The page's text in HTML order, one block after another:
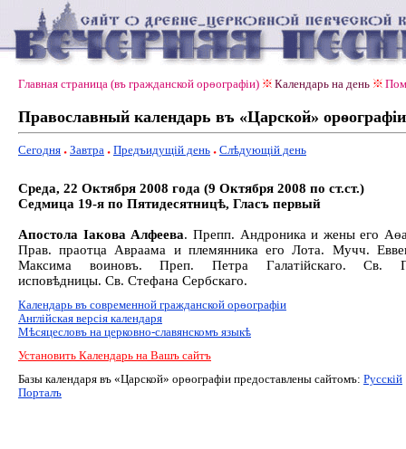
Главная страница (въ гражданской орѳографiи) Календарь на день
Православный календарь въ «Царской» орѳографiи
Сегодня Завтра Предъидущiй день Слѣдующiй день
Среда, 22 Октября 2008 года (9 Октября 2008 по ст.ст.)
Седмица 19-я по Пятидесятницѣ, Гласъ первый
Апостола Іакова Алфеева. Препп. Андроника и жены его
Прав. праотца Авраама и племянника его Лота. Мучч.
Максима воиновъ. Преп. Петра Галатійскаго. Св.
исповѣдницы. Св. Стефана Сербскаго.
Календарь въ современной гражданской орѳографiи
Англiйская версiя календаря
Мѣсяцесловъ на церковно-славянскомъ языкѣ
Установить Календарь на Вашъ сайтъ
Базы календаря въ «Царской» орѳографiи предоставлены сайтомъ: Русскiй
Порталъ